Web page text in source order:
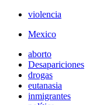
violencia
Mexico
aborto
Desapariciones
drogas
eutanasia
inmigrantes